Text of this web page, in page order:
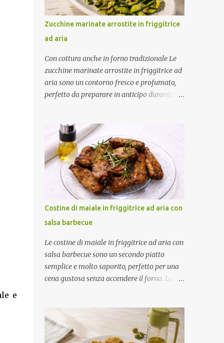
e
Zucchine marinate arrostite in friggitrice
ad aria
Con cottura anche in forno tradizionale Le
zucchine marinate arrostite in friggitrice ad
aria sono un contorno fresco e profumato,
perfetto da preparare in anticipo durante la
marinatura a base di olio extravergine di
oliva, aceto di mele, menta fresca, aglio e
peperoncino. Il riposo in frigorifero
permette alle zucchine di assorbire tutti gli
aromi, rendendole ancora più gustose.
Ottime da servire come contorno oppure
come antipasto nelle giornate più calde.
Come ottenere zucchine saporite e ben
marinate Per un risultato perfetto: Taglia le
zucchine a fette sottili e dello stesso
spessore. Preriscalda la friggitrice ad aria.
Cuocile in più riprese senza sovrapporle.
Condiscile quando sono ancora tiepide.
preparazione: circa 15 minuti Tempo di
cottura: circa 15 minuti (3 cotture da 5
minuti) Tempo di ri...
Costine di maiale in friggitrice ad aria con
salsa barbecue
Le costine di maiale in friggitrice ad aria con
salsa barbecue sono un secondo piatto
semplice e molto saporito, perfetto per una
cena gustosa senza accendere il forno. La
mentre la cottura in friggitrice ad aria
permette di ottenere costine morbide e
leggermente dorate. Una ricetta facile che